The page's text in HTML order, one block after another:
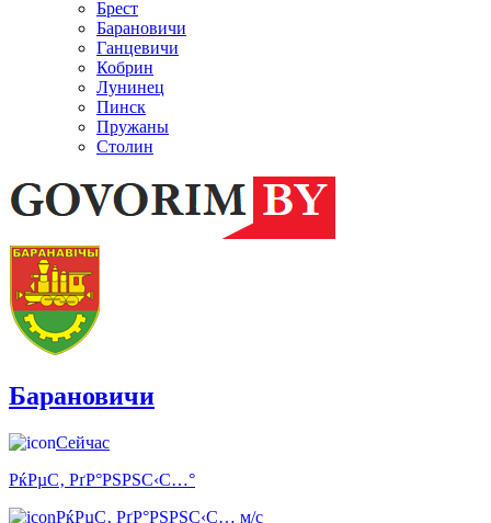
Брест
Барановичи
Ганцевичи
Кобрин
Лунинец
Пинск
Пружаны
Столин
Барановичи
Сейчас
РќРµС‚ РґР°РЅРЅС‹С…°
РќРµС‚ РґР°РЅРЅС‹С… м/с